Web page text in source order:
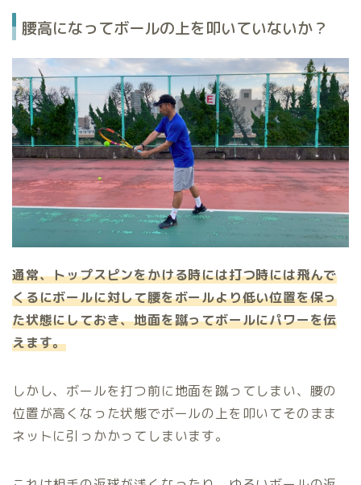
腰高になってボールの上を叩いていないか？
通常、トップスピンをかける時には打つ時には飛んで
くるにボールに対して腰をボールより低い位置を保っ
た状態にしておき、地面を蹴ってボールにパワーを伝
えます。
しかし、ボールを打つ前に地面を蹴ってしまい、腰の
位置が高くなった状態でボールの上を叩いてそのまま
ネットに引っかかってしまいます。